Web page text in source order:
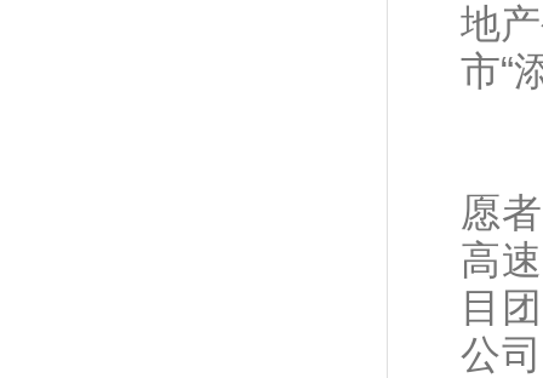
地
市“
愿
高
目
公